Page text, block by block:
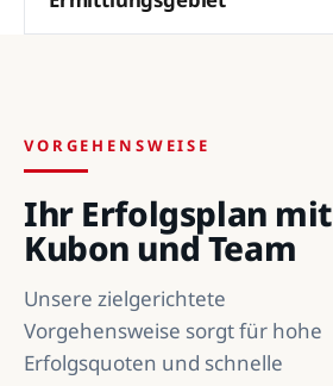
VORGEHENSWEISE
Ihr Erfolgsplan mit
Kubon und Team
Unsere zielgerichtete
Vorgehensweise sorgt für hohe
Erfolgsquoten und schnelle